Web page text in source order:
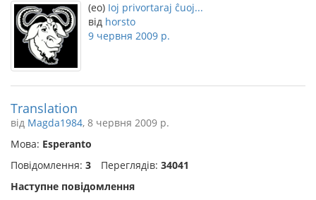
(eo) Ioj privortaraj ĉuoj...
від horsto
9 червня 2009 р.
Translation
від Magda1984, 8 червня 2009 р.
Мова: Esperanto
Повідомлення: 3 Переглядів: 34041
Наступне повідомлення